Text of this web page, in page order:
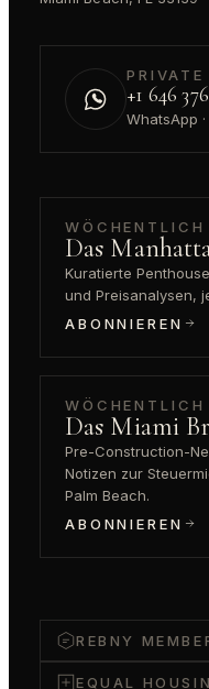
PRIVATE
+1 646
WhatsApp
WÖCHENTLICH
Das
Kuratierte
und Preisanalysen,
ABONNIEREN
WÖCHENTLICH
Das Miami
Pre-Construction-
Notizen zur
Palm Beach.
ABONNIEREN
REBNY
EQUAL